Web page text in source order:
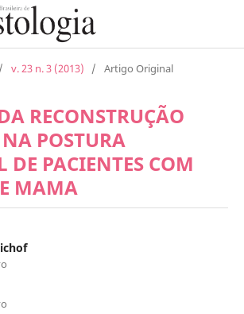
/ v. 23 n. 3 (2013) / Artigo Original
RECONSTRUÇÃO
POSTURA
DE PACIENTES COM
MAMA